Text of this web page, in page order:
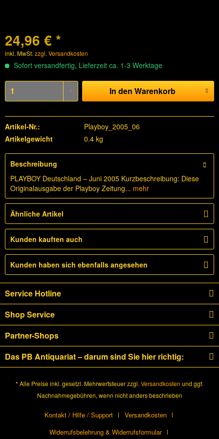
24,96 € *
inkl. MwSt. zzgl. Versandkosten
Sofort versandfertig, Lieferzeit ca. 1-3 Werktage
In den Warenkorb
Artikel-Nr.:
Playboy_2005_06
Artikelgewicht
0.4 kg
Beschreibung
PLAYBOY Deutschland – Juni 2005 Kurzbeschreibung: Diese
Originalausgabe der Playboy Zeitung... mehr
Ähnliche Artikel
Kunden kauften auch
Kunden haben sich ebenfalls angesehen
Service Hotline
Shop Service
Partner-Shops
Das PB Antiquariat – darum sind Sie hier richtig:
* Alle Preise inkl. gesetzl. Mehrwertsteuer zzgl. Versandkosten und ggf.
Nachnahmegebühren, wenn nicht anders beschrieben
Kontakt / Hilfe / Support
Versandkosten
Widerrufsbelehrung & Widerrufsformular